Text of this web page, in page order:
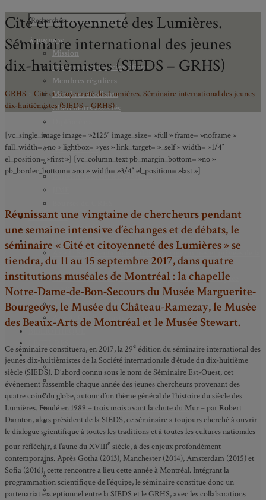
À PROPOS
Mission
Programmation scientifique
Membres réguliers
Membres étudiants
Chercheurs associés
Statuts
Gouvernance
Partenaires
Bulletin trimestriel du GRHS
ARCHIVES
PROJETS EN COURS
AXES DE RECHERCHE
Axe 1 : Représentations publiques, communes et privées de la
Cité
Axe 2 : Réputation, célébrité et popularité dans l’espace
public
Axe 3 : Diffusion, circulation et appropriation des savoirs
Axe 4 : Conflits, justice et régulation sociale
MÉDIATHÈQUE
CINÉ-HISTOIRE – Voyage dans le cinéma japonais
CINÉ-HISTOIRE – La femme à la caméra
CINÉ-HISTOIRE – L’histoire comme chaos
CINÉ-HISTOIRE – Rome face à l’histoire
CINÉ-HISTOIRE – À l’ombre du 19e siècle
CINÉ-HISTOIRE – Sous l’œil de Bertrand Tavernier
CINÉ-HISTOIRE – L’histoire au tribunal
CINÉ-HISTOIRE – Le 18e siècle à l’écran
CINÉ-HISTOIRE – Kubrick historien
Perspectives citoyennes
Cité et citoyenneté des Lumières.
Séminaire international des jeunes
dix-huitièmistes (SIEDS – GRHS)
GRHS
Cité et citoyenneté des Lumières. Séminaire international des jeunes
dix-huitièmistes (SIEDS – GRHS)
[vc_single_image image= »2125″ image_size= »full » frame= »noframe »
full_width= »no » lightbox= »yes » link_target= »_self » width= »1/4″
el_position= »first »] [vc_column_text pb_margin_bottom= »no »
pb_border_bottom= »no » width= »3/4″ el_position= »last »]
Réunissant une vingtaine de chercheurs pendant
une semaine intensive d’échanges et de débats, le
séminaire « Cité et citoyenneté des Lumières » se
tiendra, du 11 au 15 septembre 2017, dans quatre
institutions muséales de Montréal : la chapelle
Notre-Dame-de-Bon-Secours du Musée Marguerite-
Bourgeoys, le Musée du Château-Ramezay, le Musée
des Beaux-Arts de Montréal et le Musée Stewart.
Ce séminaire constituera, en 2017, la 29e édition du séminaire international des
jeunes dix-huitièmistes de la Société internationale d’étude du dix-huitième
siècle (SIEDS). D’abord connu sous le nom de Séminaire Est-Ouest, cet
événement rassemble chaque année des jeunes chercheurs provenant des
quatre coins du globe, autour d’un thème général de l’histoire du siècle des
Lumières. Fondé en 1989 – trois mois avant la chute du Mur – par Robert
Darnton, alors président de la SIEDS, ce séminaire a toujours cherché à ouvrir
le dialogue scientifique à toutes les traditions et à toutes les cultures nationales
pour réfléchir, à l’aune du XVIIIe siècle, à des enjeux profondément
contemporains. Après Gotha (2013), Manchester (2014), Amsterdam (2015) et
Sofia (2016), cette rencontre a lieu cette année à Montréal. Intégrant la
programmation scientifique de l’équipe, le séminaire constitue donc un
partenariat exceptionnel entre la SIEDS et le GRHS, avec les collaborations